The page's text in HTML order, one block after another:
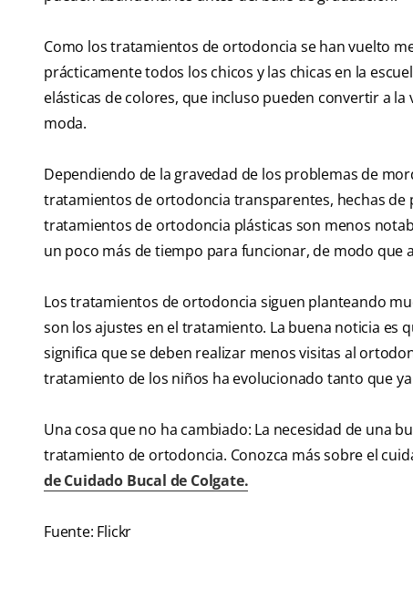
Como los tratamientos de ortodoncia se han vuelto
prácticamente todos los chicos y las chicas en la
elásticas de colores, que incluso pueden convertir a
moda.
Dependiendo de la gravedad de los problemas de
tratamientos de ortodoncia transparentes, hechas de
tratamientos de ortodoncia plásticas son menos
un poco más de tiempo para funcionar, de modo que
Los tratamientos de ortodoncia siguen planteando
son los ajustes en el tratamiento. La buena noticia es
significa que se deben realizar menos visitas al
tratamiento de los niños ha evolucionado tanto que
Una cosa que no ha cambiado: La necesidad de una
tratamiento de ortodoncia. Conozca más sobre el
de Cuidado Bucal de Colgate.
Fuente: Flickr